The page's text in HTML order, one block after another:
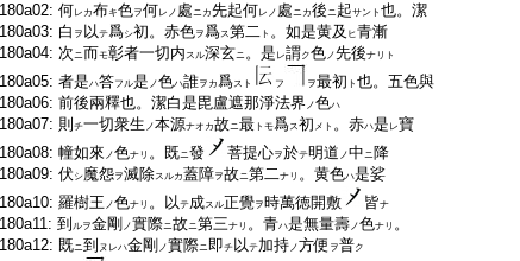
何レカ布キ色ヲ何レノ 處ニカ先起何レノ 處ニカ後ニ起サント 也。潔
白 ヲ 以テ爲シ初。赤色ヲ爲ス第二 ト 。如是黄及 ヒ青漸
次ニ而モ彰者一切内 スル深玄ニ。是 レ謂ク色ノ先後ナリト
者是ハ答フル是 ノ色ハ誰ヲカ爲スト フ ヲ最初 ト 也。五色與
前後兩釋也。潔白是毘盧遮那淨法界 ノ色ハ
則 チ一切衆生 ノ本源ナオカ故ニ最 トモ爲ス初 メト 。赤ハ是 レ寶
幢如來 ノ色ナリ 。既ニ發 菩提心ヲ於テ明道 ノ中ニ降
伏 シ魔怨ヲ滅除スルカ蓋障ヲ故ニ第二ナリ 。黄色ハ是娑
羅樹王 ノ色ナリ 。以テ成スル正覺ヲ時萬徳開敷 皆ナ
到 ルヲ金剛 ノ實際ニ故ニ第三ナリ 。青ハ是無量壽ノ色ナリ 。
既ニ到 ヌレハ金剛 ノ實際ニ即チ 以テ加持ノ方便 ヲ普ク